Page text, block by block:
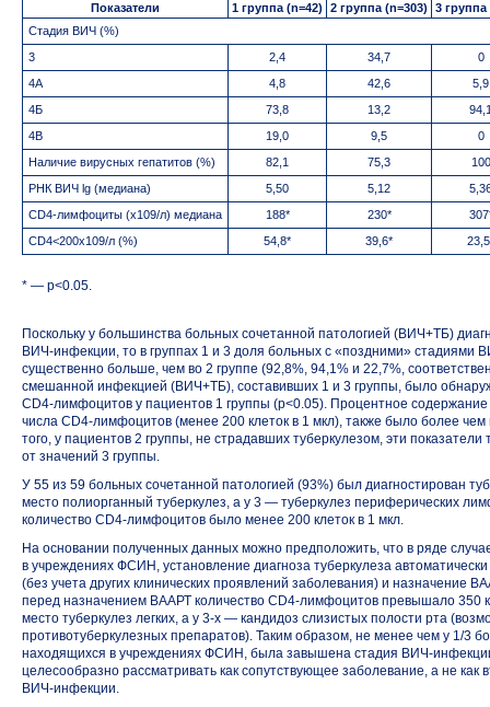
Показатели 1 группа (n=42) 2 группа (n=303)
3 группа
Стадия ВИЧ (%)
3
2,4 34,7
0
4А
4,8 42,6
5,9
4Б
73,8 13,2
4В
19,0 9,5
0
Наличие вирусных гепатитов (%)
82,1 75,3
100
РНК ВИЧ lg (медиана)
5,50 5,12
CD4-лимфоциты (х109/л) медиана
188* 230*
CD4<200x109/л (%)
54,8* 39,6*
* — p<0.05.
Поскольку у большинства больных сочетанной патологией (ВИЧ+ТБ)
ВИЧ-инфекции, то в группах 1 и 3 доля больных с «поздними» стадиями
существенно больше, чем во 2 группе (92,8%, 94,1% и 22,7%,
смешанной инфекцией (ВИЧ+ТБ), составивших 1 и 3 группы, было
CD4-лимфоцитов у пациентов 1 группы (p<0.05). Процентное
числа CD4-лимфоцитов (менее 200 клеток в 1 мкл), также было более
того, у пациентов 2 группы, не страдавших туберкулезом, эти
от значений 3 группы.
У 55 из 59 больных сочетанной патологией (93%) был диагностирован
место полиорганный туберкулез, а у 3 — туберкулез периферических
количество CD4-лимфоцитов было менее 200 клеток в 1 мкл.
На основании полученных данных можно предположить, что в ряде
в учреждениях ФСИН, установление диагноза туберкулеза
(без учета других клинических проявлений заболевания) и назначение
перед назначением ВААРТ количество CD4-лимфоцитов превышало 350
место туберкулез легких, а у 3-х — кандидоз слизистых полости рта
противотуберкулезных препаратов). Таким образом, не менее чем у 1/3
находящихся в учреждениях ФСИН, была завышена стадия ВИЧ-
целесообразно рассматривать как сопутствующее заболевание, а не
ВИЧ-инфекции.